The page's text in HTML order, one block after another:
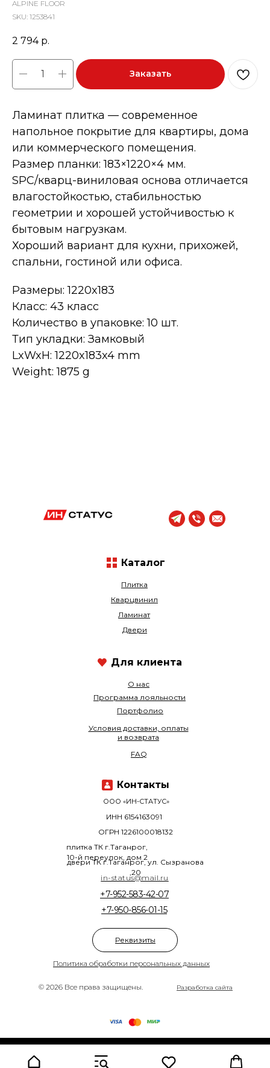
ALPINE FLOOR
SKU: 1253841
2 794 р.
Заказать
Ламинат плитка — современное
напольное покрытие для квартиры, дома
или коммерческого помещения.
Размер планки: 183×1220×4 мм.
SPC/кварц-виниловая основа отличается
влагостойкостью, стабильностью
геометрии и хорошей устойчивостью к
бытовым нагрузкам.
Хороший вариант для кухни, прихожей,
спальни, гостиной или офиса.
Размеры: 1220x183
Класс: 43 класс
Количество в упаковке: 10 шт.
Тип укладки: Замковый
LxWxH: 1220x183x4 mm
Weight: 1875 g
© 2026 Все права защищены.
Политика обработки персональных данных
Плитка
Кварцвинил
+7-950-856-01-15
+7-952-583-42-07
О нас
Ламинат
Программа лояльности
Двери
Портфолио
ООО «ИН-СТАТУС»
плитка ТК г.Таганрог,
10-й переулок, дом 2
двери ТК г.Таганрог, ул. Сызранова
,20
ОГРН 1226100018132
ИНН 6154163091
Разработка сайта
Условия доставки, оплаты
и возврата
FAQ
Каталог
in-status@mail.ru
Контакты
Для клиента
Реквизиты
Made on Tilda